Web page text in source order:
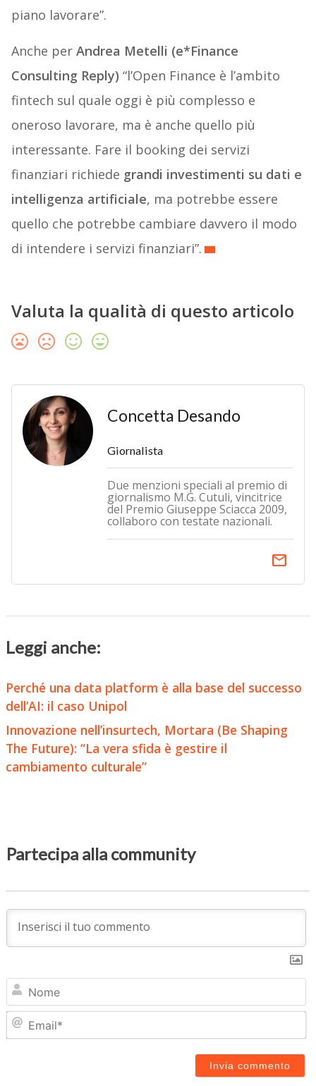
piano lavorare”.
Anche per Andrea Metelli (e*Finance
Consulting Reply) “l’Open Finance è l’ambito
fintech sul quale oggi è più complesso e
oneroso lavorare, ma è anche quello più
interessante. Fare il booking dei servizi
finanziari richiede grandi investimenti su dati e
intelligenza artificiale, ma potrebbe essere
quello che potrebbe cambiare davvero il modo
di intendere i servizi finanziari”.
Valuta la qualità di questo articolo
Concetta Desando
Giornalista
Due menzioni speciali al premio di
giornalismo M.G. Cutuli, vincitrice
del Premio Giuseppe Sciacca 2009,
collaboro con testate nazionali.
email
Leggi anche:
Perché una data platform è alla base del successo
dell’AI: il caso Unipol
Innovazione nell’insurtech, Mortara (Be Shaping
The Future): “La vera sfida è gestire il
cambiamento culturale”
Partecipa alla community